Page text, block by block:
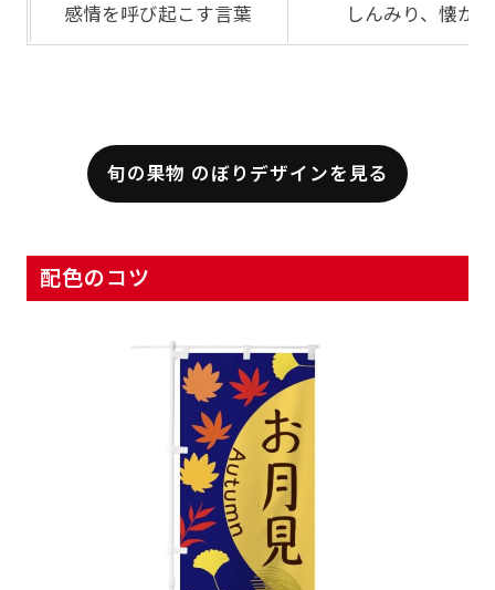
感情を呼び起こす言葉 しんみり、懐か
旬の果物 のぼりデザインを見る
配色のコツ